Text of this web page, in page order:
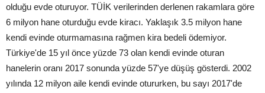
olduğu evde oturuyor. TÜİK verilerinden derlenen rakamlara göre
6 milyon hane oturduğu evde kiracı. Yaklaşık 3.5 milyon hane
kendi evinde oturmamasına rağmen kira bedeli ödemiyor.
Türkiye'de 15 yıl önce yüzde 73 olan kendi evinde oturan
hanelerin oranı 2017 sonunda yüzde 57'ye düşüş gösterdi. 2002
yılında 12 milyon aile kendi evinde otururken, bu sayı 2017'de